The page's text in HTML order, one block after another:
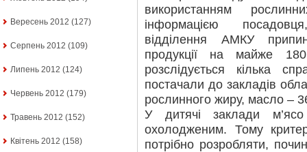
Вересень 2012 (127)
Серпень 2012 (109)
Липень 2012 (124)
Червень 2012 (179)
Травень 2012 (152)
Квітень 2012 (158)
використанням
інформацією
відділення АМКУ
продукції на майже
розслідується кілька
постачали до закладів
рослинного жиру, масло –
У дитячі заклади
охолодженим. Тому
потрібно розробляти,